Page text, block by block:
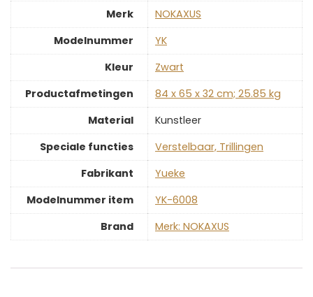
Merk
‎NOKAXUS
Modelnummer
‎YK
Kleur
‎Zwart
Productafmetingen
‎84 x 65 x 32 cm; 25.85 kg
Material
‎Kunstleer
Speciale functies
‎Verstelbaar, Trillingen
Fabrikant
‎Yueke
Modelnummer item
‎YK-6008
Brand
Merk: NOKAXUS